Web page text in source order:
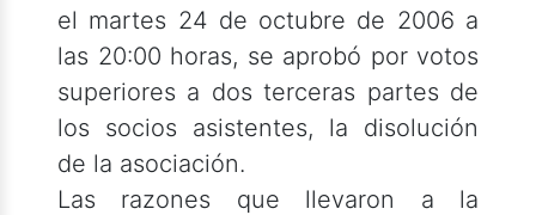
el martes 24 de octubre de 2006 a
las 20:00 horas, se aprobó por votos
superiores a dos terceras partes de
los socios asistentes, la disolución
de la asociación.
Las razones que llevaron a la